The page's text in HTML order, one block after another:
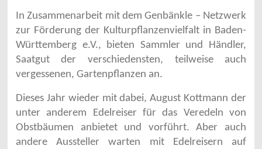
In Zusammenarbeit mit dem Genbänkle – Netzwerk
zur Förderung der Kulturpflanzenvielfalt in Baden-
Württemberg e.V., bieten Sammler und Händler,
Saatgut der verschiedensten, teilweise auch
vergessenen, Gartenpflanzen an.
Dieses Jahr wieder mit dabei, August Kottmann der
unter anderem Edelreiser für das Veredeln von
Obstbäumen anbietet und vorführt. Aber auch
andere Aussteller warten mit Edelreisern auf